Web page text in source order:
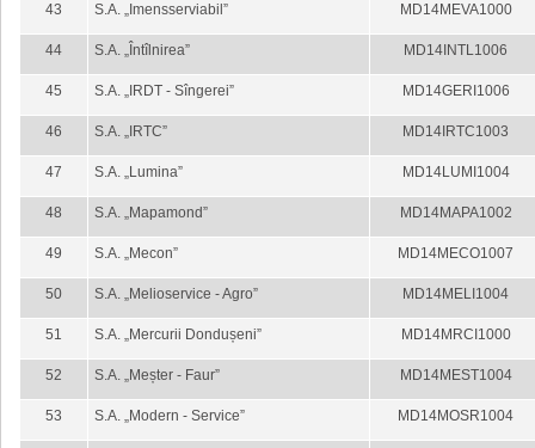
43 S.A. „Imensserviabil” MD14MEVA1000
44 S.A. „Întîlnirea” MD14INTL1006
45 S.A. „IRDT - Sîngerei” MD14GERI1006
46 S.A. „IRTC” MD14IRTC1003
47 S.A. „Lumina” MD14LUMI1004
48 S.A. „Mapamond” MD14MAPA1002
49 S.A. „Mecon” MD14MECO1007
50 S.A. „Melioservice - Agro” MD14MELI1004
51 S.A. „Mercurii Dondușeni” MD14MRCI1000
52 S.A. „Meșter - Faur” MD14MEST1004
53 S.A. „Modern - Service” MD14MOSR1004